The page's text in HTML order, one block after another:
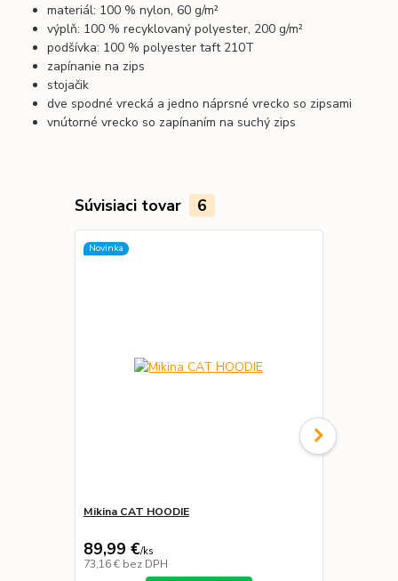
materiál: 100 % nylon, 60 g/m²
výplň: 100 % recyklovaný polyester, 200 g/m²
podšívka: 100 % polyester taft 210T
zapínanie na zips
stojačik
dve spodné vrecká a jedno náprsné vrecko so zipsami
vnútorné vrecko so zapínaním na suchý zips
Súvisiaci tovar 6
Novinka
Mikina CAT HOODIE
89,99 €/ks
73,16 € bez DPH